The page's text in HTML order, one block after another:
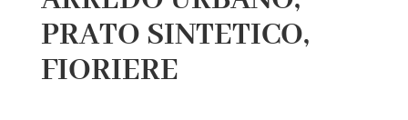
PRATO SINTETICO,
FIORIERE